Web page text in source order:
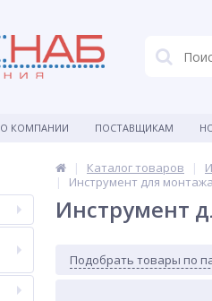
О КОМПАНИИ ПОСТАВЩИКАМ
Каталог товаров
Инструмент для
Инструмент
Подобрать товары по